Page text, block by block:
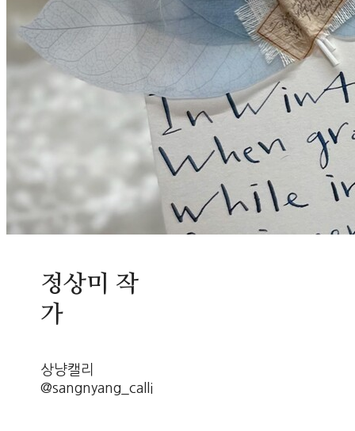
정상미 작
가
상냥캘리
@sangnyang_calli